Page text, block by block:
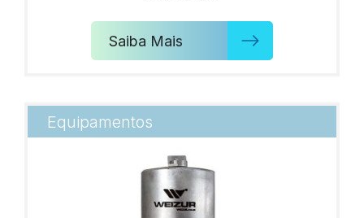
Saiba Mais
Equipamentos